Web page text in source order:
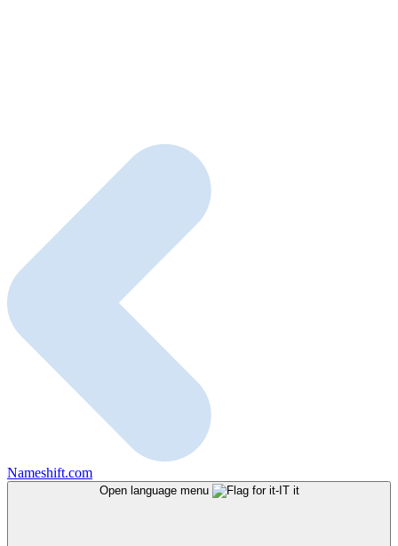
Nameshift.com
Open language menu it